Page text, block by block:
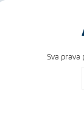
Sva prava